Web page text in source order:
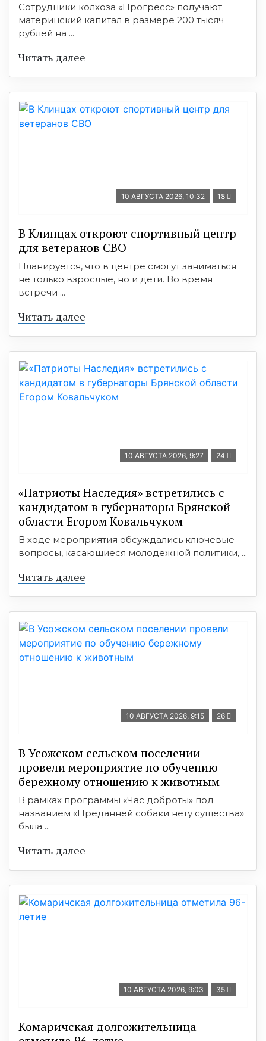
Сотрудники колхоза «Прогресс» получают
материнский капитал в размере 200 тысяч
рублей на ...
Читать далее
10 АВГУСТА 2026, 10:32 18
В Клинцах откроют спортивный центр
для ветеранов СВО
Планируется, что в центре смогут заниматься
не только взрослые, но и дети. Во время
встречи ...
Читать далее
10 АВГУСТА 2026, 9:27 24
«Патриоты Наследия» встретились с
кандидатом в губернаторы Брянской
области Егором Ковальчуком
В ходе мероприятия обсуждались ключевые
вопросы, касающиеся молодежной политики, ...
Читать далее
10 АВГУСТА 2026, 9:15 26
В Усожском сельском поселении
провели мероприятие по обучению
бережному отношению к животным
В рамках программы «Час доброты» под
названием «Преданней собаки нету существа»
была ...
Читать далее
10 АВГУСТА 2026, 9:03 35
Комаричская долгожительница